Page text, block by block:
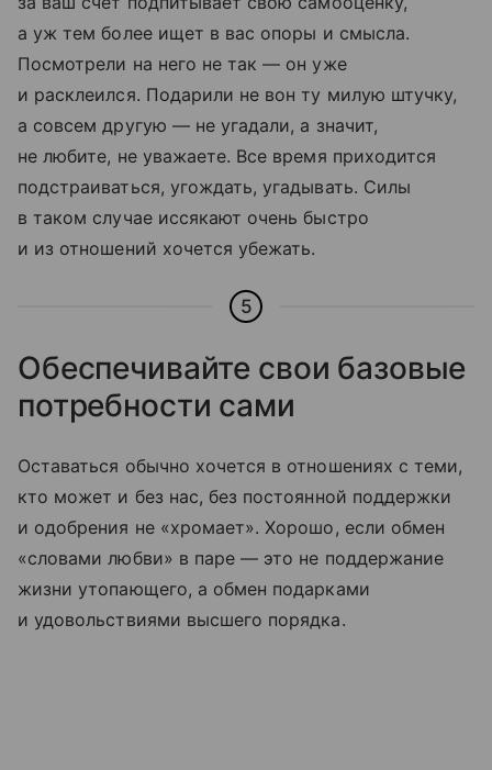
а уж тем более ищет в вас опоры и смысла.
Посмотрели на него не так — он уже
и расклеился. Подарили не вон ту милую штучку,
а совсем другую — не угадали, а значит,
не любите, не уважаете. Всe время приходится
подстраиваться, угождать, угадывать. Силы
в таком случае иссякают очень быстро
и из отношений хочется убежать.
5
Обеспечивайте свои базовые
потребности сами
Оставаться обычно хочется в отношениях с теми,
кто может и без нас, без постоянной поддержки
и одобрения не «хромает». Хорошо, если обмен
«словами любви» в паре — это не поддержание
жизни утопающего, а обмен подарками
и удовольствиями высшего порядка.